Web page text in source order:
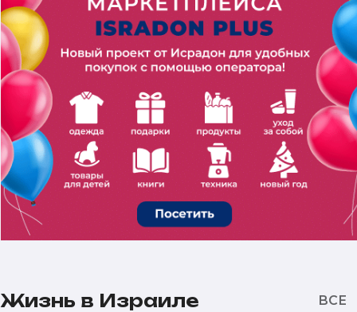
Жизнь в Израиле